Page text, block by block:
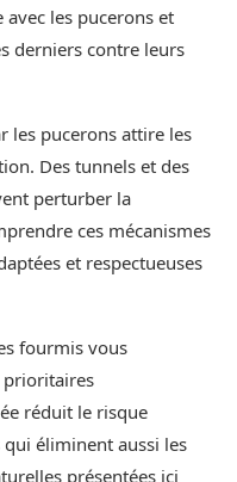
les pucerons et
derniers contre leurs
les pucerons attire les
Des tunnels et des
perturber la
ces mécanismes
et respectueuses
fourmis vous
prioritaires
réduit le risque
éliminent aussi les
présentées ici